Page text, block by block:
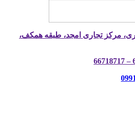
مرکز تجاری امجد، طبقه همکف،